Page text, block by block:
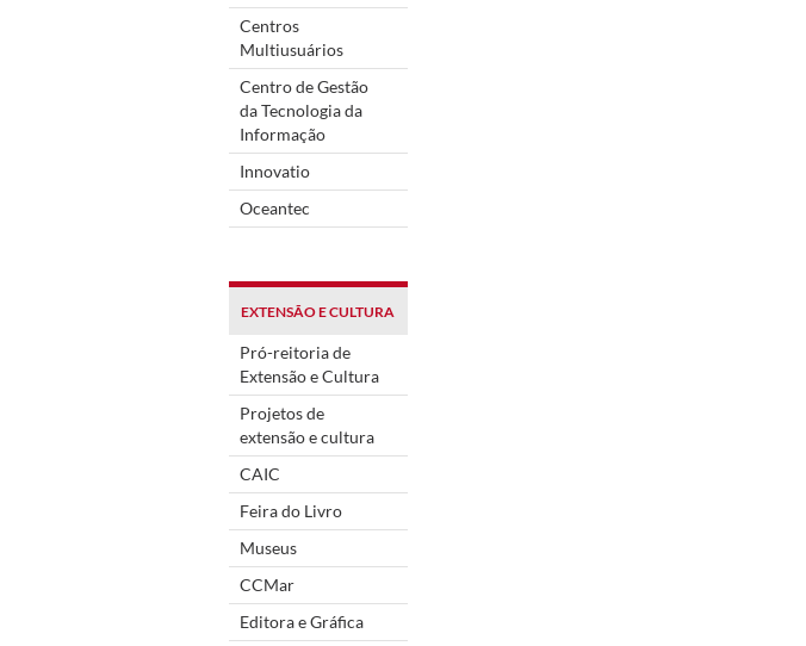
Centros
Multiusuários
Centro de Gestão
da Tecnologia da
Informação
Innovatio
Oceantec
EXTENSÃO E CULTURA
Pró-reitoria de
Extensão e Cultura
Projetos de
extensão e cultura
CAIC
Feira do Livro
Museus
CCMar
Editora e Gráfica